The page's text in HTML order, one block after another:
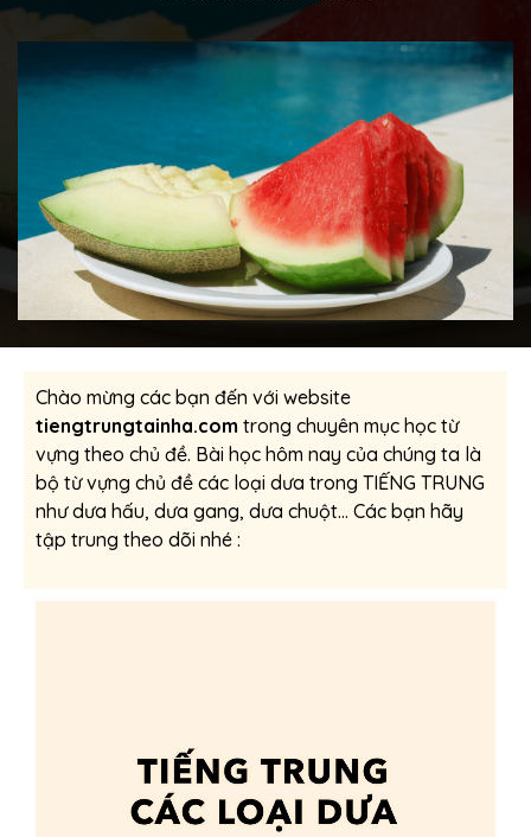
Chào mừng các bạn đến với website
tiengtrungtainha.com trong chuyên mục học từ
vựng theo chủ đề. Bài học hôm nay của chúng ta là
bộ từ vựng chủ đề các loại dưa trong TIẾNG TRUNG
như dưa hấu, dưa gang, dưa chuột… Các bạn hãy
tập trung theo dõi nhé :